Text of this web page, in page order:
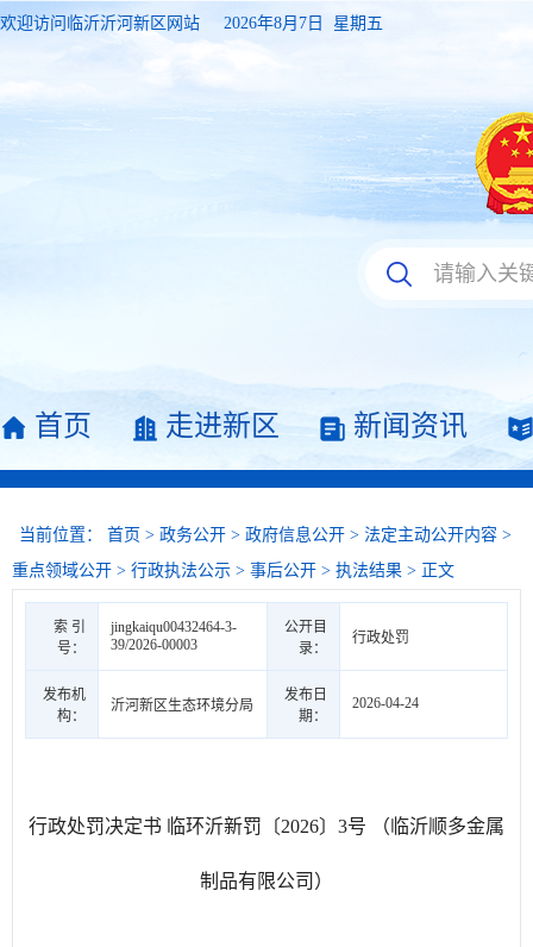
欢迎访问临沂沂河新区网站 2026年8月7日 星期五
首页 走进新区 新闻资讯
当前位置： 首页 > 政务公开 > 政府信息公开 > 法定主动公开内容 >
重点领域公开 > 行政执法公示 > 事后公开 > 执法结果 > 正文
索 引
号：
jingkaiqu00432464-3-
39/2026-00003
公开目
录：
行政处罚
发布机
构：
沂河新区生态环境分局
发布日
期：
2026-04-24
行政处罚决定书 临环沂新罚〔2026〕3号 （临沂顺多金属
制品有限公司）